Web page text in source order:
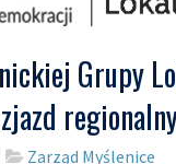
Grupy
Zarząd Myślenice